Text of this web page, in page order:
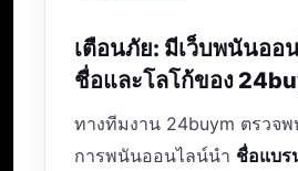
เตือนภัย: มีเว็บพนันออ
ชื่อและโลโก้ของ
ทางทีมงาน 24buym ตรวจพ
การพนันออนไลน์นำ ชื่อแบร